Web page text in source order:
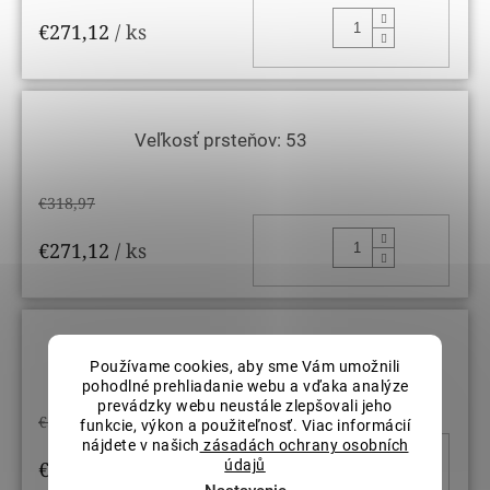
Používame cookies, aby sme Vám umožnili
pohodlné prehliadanie webu a vďaka analýze
prevádzky webu neustále zlepšovali jeho
funkcie, výkon a použiteľnosť. Viac informácií
nájdete v našich zásadách ochrany osobních
údajů
€271,12 / ks
Veľkosť prsteňov: 53
€318,97
€271,12 / ks
Veľkosť prsteňov: 54
€318,97
€271,12